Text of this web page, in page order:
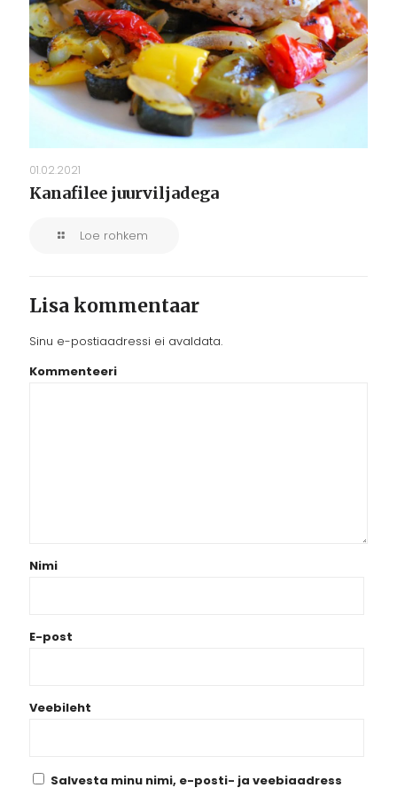
01.02.2021
Kanafilee juurviljadega
Loe rohkem
Lisa kommentaar
Sinu e-postiaadressi ei avaldata.
Kommenteeri
Nimi
E-post
Veebileht
Salvesta minu nimi, e-posti- ja veebiaadress